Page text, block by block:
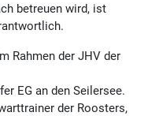
betreuen wird, ist
Rahmen der JHV der
EG an den Seilersee.
der Roosters,